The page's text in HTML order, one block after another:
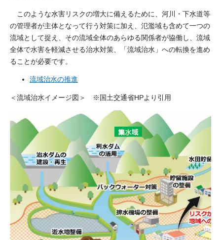
このような水害リスクの増大に備えるために、河川・下水道等
の管理者が主体となって行う対策に加え、氾濫域も含めて一つの
流域として捉え、その流域全体のあらゆる関係者が協働し、流域
全体で水害を軽減させる治水対策、「流域治水」への転換を進め
ることが必要です。
流域治水の推進
＜流域治水イメージ図＞ ※国土交通省HPより引用